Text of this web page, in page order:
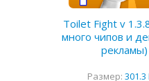
Toilet Fight v
много чипов и
рекламы)
Размер: 301.3